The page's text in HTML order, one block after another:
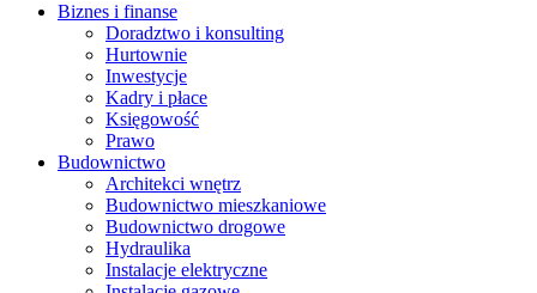
Biznes i finanse
Doradztwo i konsulting
Hurtownie
Inwestycje
Kadry i płace
Księgowość
Prawo
Budownictwo
Architekci wnętrz
Budownictwo mieszkaniowe
Budownictwo drogowe
Hydraulika
Instalacje elektryczne